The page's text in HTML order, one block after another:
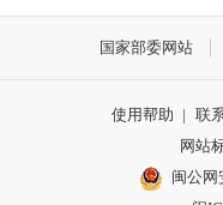
国家部委网站
使用帮助 | 联
网站
闽公网